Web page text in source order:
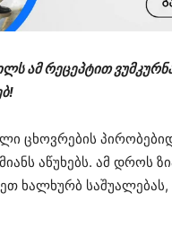
ამ რეცეპტით
ცხოვრების
აწუხებს. ამ დროს
ხალხურბ